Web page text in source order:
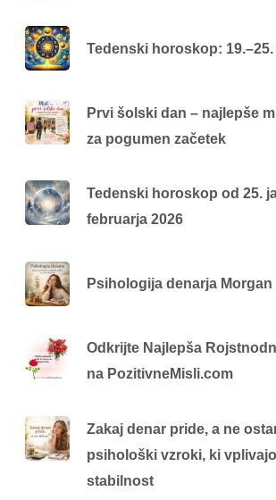
Tedenski horoskop:
Prvi šolski dan – najlepše
za pogumen začetek
Tedenski horoskop od 25.
februarja 2026
Psihologija denarja Morgan
Odkrijte Najlepša
na PozitivneMisli.com
Zakaj denar pride, a ne
psihološki vzroki, ki
stabilnost